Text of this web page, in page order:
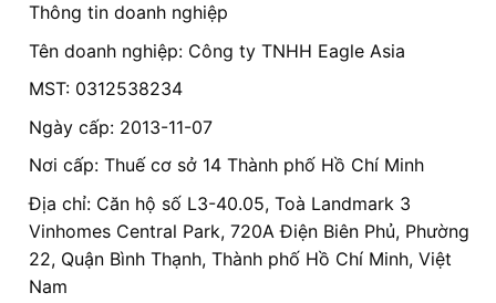
Thông tin doanh nghiệp
Tên doanh nghiệp: Công ty TNHH Eagle Asia
MST: 0312538234
Ngày cấp: 2013-11-07
Nơi cấp: Thuế cơ sở 14 Thành phố Hồ Chí Minh
Địa chỉ: Căn hộ số L3-40.05, Toà Landmark 3
Vinhomes Central Park, 720A Điện Biên Phủ, Phường
22, Quận Bình Thạnh, Thành phố Hồ Chí Minh, Việt
Nam